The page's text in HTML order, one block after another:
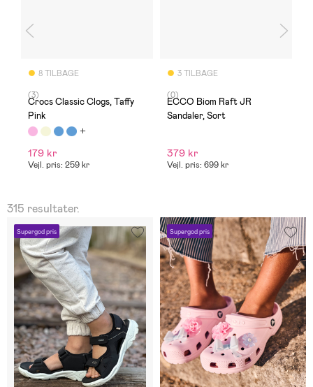
8 TILBAGE
(3)
Crocs Classic Clogs, Taffy
Pink
179 kr
Vejl. pris: 259 kr
3 TILBAGE
(0)
ECCO Biom Raft JR
Sandaler, Sort
379 kr
Vejl. pris: 699 kr
315 resultater.
Supergod pris Supergod pris